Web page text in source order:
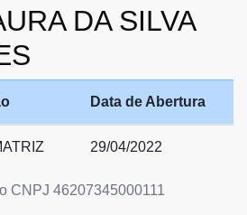
DA SILVA
CNPJ 46207345000111
Data de Abertura
29/04/2022